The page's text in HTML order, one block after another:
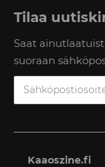
Tilaa
Saat
suoraan
Kaaoszine.fi